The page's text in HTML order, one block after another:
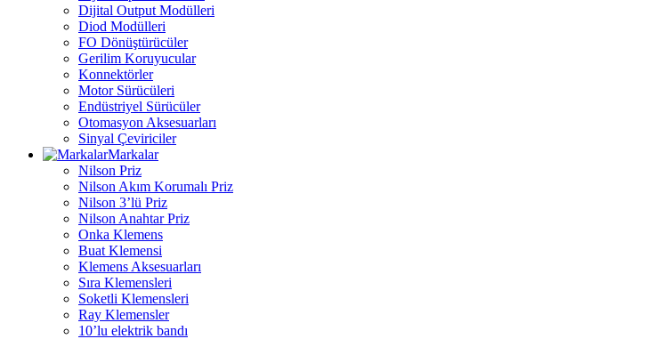
Dijital Output Modülleri
Diod Modülleri
FO Dönüştürücüler
Gerilim Koruyucular
Konnektörler
Motor Sürücüleri
Endüstriyel Sürücüler
Otomasyon Aksesuarları
Sinyal Çeviriciler
Markalar
Nilson Priz
Nilson Akım Korumalı Priz
Nilson 3’lü Priz
Nilson Anahtar Priz
Onka Klemens
Buat Klemensi
Klemens Aksesuarları
Sıra Klemensleri
Soketli Klemensleri
Ray Klemensler
10’lu elektrik bandı